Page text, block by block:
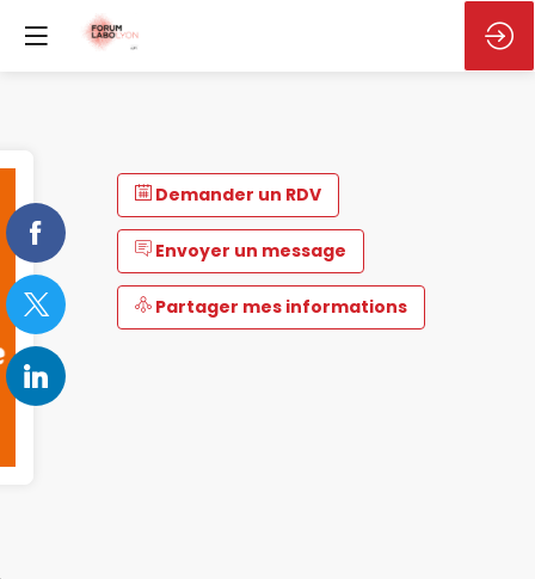
Demander un RDV
Envoyer un message
Partager mes informations